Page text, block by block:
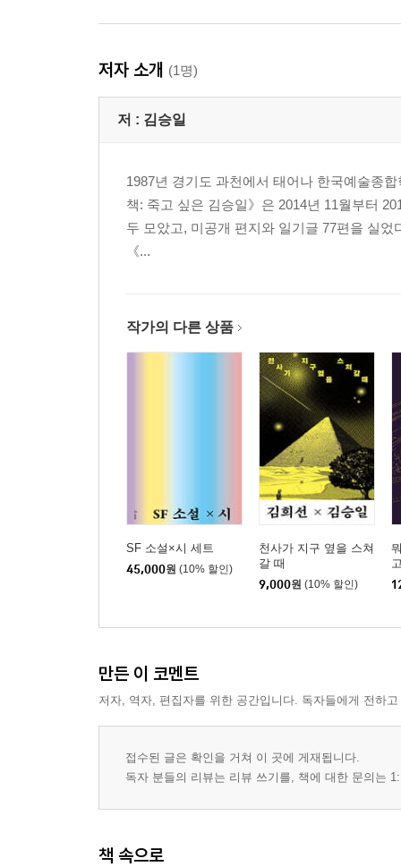
저자 소개 (1명)
저 : 김승일
1987년 경기도 과천에서 태어나 한국예술종
책: 죽고 싶은 김승일》은 2014년 11월부터
두 모았고, 미공개 편지와 일기글 77편을 실
《...
작가의 다른 상품
SF 소설×시 세트
45,000원 (10% 할인)
천사가 지구 옆을 스쳐
갈 때
9,000원 (10% 할인)
만든 이 코멘트
저자, 역자, 편집자를 위한 공간입니다. 독자들에게 전하
접수된 글은 확인을 거쳐 이 곳에 게재됩니다.
독자 분들의 리뷰는 리뷰 쓰기를, 책에 대한 문의는
책 속으로